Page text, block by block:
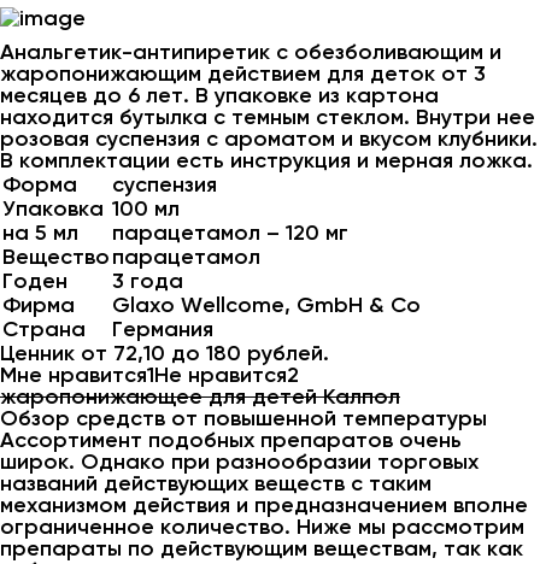
Анальгетик-антипиретик с обезболивающим и
жаропонижающим действием для деток от 3
месяцев до 6 лет. В упаковке из картона
находится бутылка с темным стеклом. Внутри нее
розовая суспензия с ароматом и вкусом клубники.
В комплектации есть инструкция и мерная ложка.
Форма
суспензия
Упаковка 100 мл
на 5 мл
парацетамол – 120 мг
Веществопарацетамол
Годен
3 года
Фирма
Glaxo Wellcome, GmbH & Co
Страна
Германия
Ценник от 72,10 до 180 рублей.
Мне нравится1Не нравится2
жаропонижающее для детей Калпол
Обзор средств от повышенной температуры
Ассортимент подобных препаратов очень
широк. Однако при разнообразии торговых
названий действующих веществ с таким
механизмом действия и предназначением вполне
ограниченное количество. Ниже мы рассмотрим
препараты по действующим веществам, так как